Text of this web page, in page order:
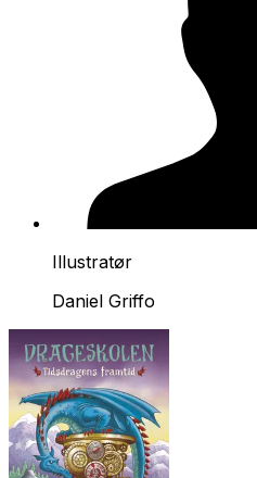
Illustratør
Daniel Griffo